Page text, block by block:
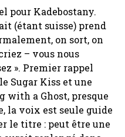
pour Kadebostany.
(étant suisse) prend
on sort, on
– vous nous
». Premier rappel
Sugar Kiss et une
with a Ghost, presque
la voix est seule guide
le titre : peut être une